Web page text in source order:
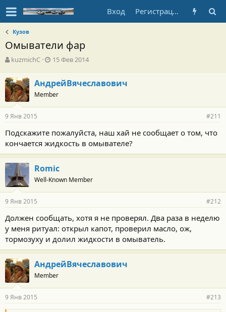
Вход Регистрация
Кузов
Омыватели фар
А
т
о
р
т
е
м
ы
kuzmichC
Д
а
н
а
л
а
15 Фев 2014
АндрейВячеславович
Member
9 Янв 2015 #211
Подскажите пожалуйста, наш хай не сообщает о том, что
кончается жидкость в омывателе?
Romic
Well-Known Member
9 Янв 2015 #212
Должен сообщать, хотя я не проверял. Два раза в неделю
у меня ритуал: открыл капот, проверил масло, ож,
тормозуху и долил жидкости в омыватель.
АндрейВячеславович
Member
9 Янв 2015 #213